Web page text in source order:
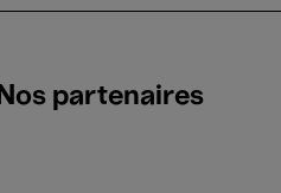
Nos partenaires